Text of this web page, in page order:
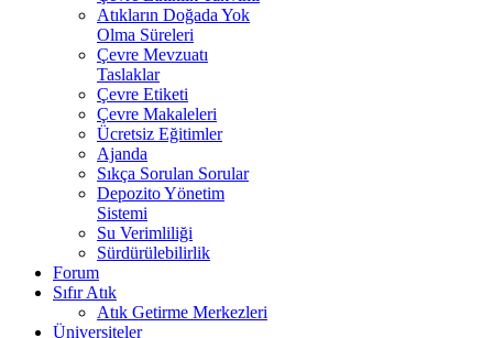
Atıkların Doğada Yok
Olma Süreleri
Çevre Mevzuatı
Taslaklar
Çevre Etiketi
Çevre Makaleleri
Ücretsiz Eğitimler
Ajanda
Sıkça Sorulan Sorular
Depozito Yönetim
Sistemi
Su Verimliliği
Sürdürülebilirlik
Forum
Sıfır Atık
Atık Getirme Merkezleri
Üniversiteler